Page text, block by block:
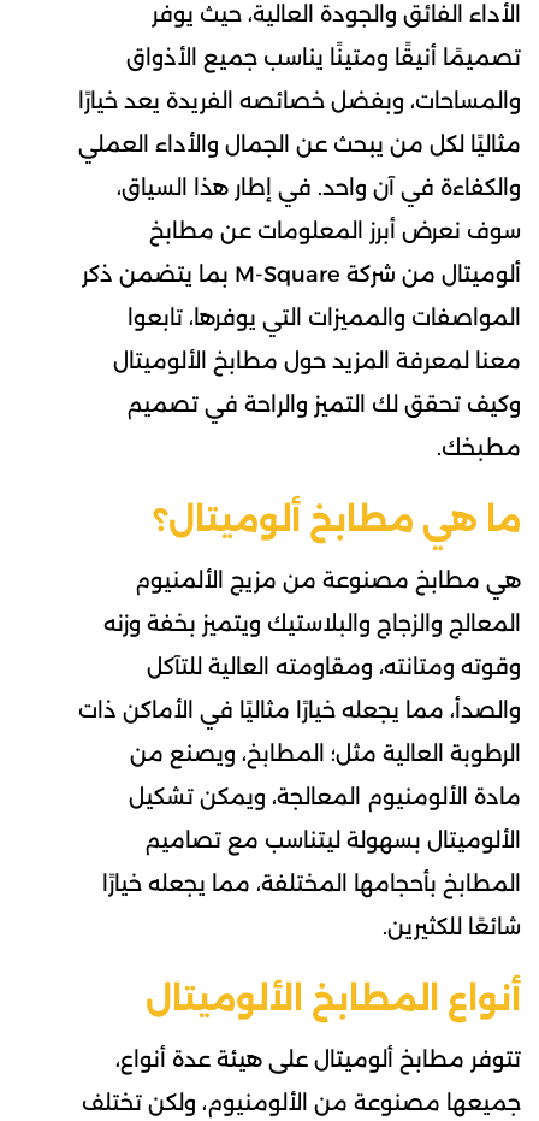
الأداء الفائق والجودة العالية، حيث يوفر
تصميمًا أنيقًا ومتينًا يناسب جميع الأذواق
والمساحات، وبفضل خصائصه الفريدة يعد خيارًا
مثاليًا لكل من يبحث عن الجمال والأداء العملي
والكفاءة في آن واحد. في إطار هذا السياق،
سوف نعرض أبرز المعلومات عن مطابخ
ألوميتال من شركة M-Square بما يتضمن ذكر
المواصفات والمميزات التي يوفرها، تابعوا
معنا لمعرفة المزيد حول مطابخ الألوميتال
وكيف تحقق لك التميز والراحة في تصميم
مطبخك.
ما هي مطابخ ألوميتال؟
هي مطابخ مصنوعة من مزيج الألمنيوم
المعالج والزجاج والبلاستيك ويتميز بخفة وزنه
وقوته ومتانته، ومقاومته العالية للتآكل
والصدأ، مما يجعله خيارًا مثاليًا في الأماكن ذات
الرطوبة العالية مثل؛ المطابخ، ويصنع من
مادة الألومنيوم المعالجة، ويمكن تشكيل
الألوميتال بسهولة ليتناسب مع تصاميم
المطابخ بأحجامها المختلفة، مما يجعله خيارًا
شائعًا للكثيرين.
أنواع المطابخ الألوميتال
تتوفر مطابخ ألوميتال على هيئة عدة أنواع،
جميعها مصنوعة من الألومنيوم، ولكن تختلف